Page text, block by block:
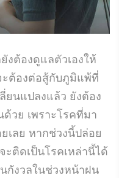
งต้องดูแลตัวเองให้
ะต้องต่อสู้กับภูมิแพ้ที่
ยนแปลงแล้ว ยังต้อง
วย เพราะโรคที่มา
เลย หากช่วงนี้ปล่อย
ติดเป็นโรคเหล่านี้ได้
กังวลในช่วงหน้าฝน